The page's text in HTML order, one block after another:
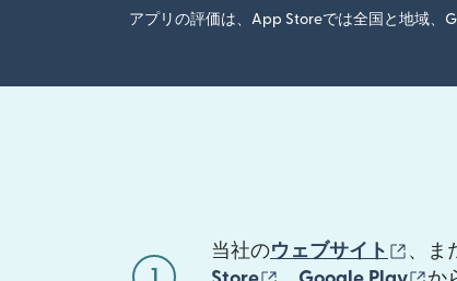
アプリの評価は、App Storeでは全国と地域、
1
当社のウェブサイト （
、ま
（別ウィンドウで（